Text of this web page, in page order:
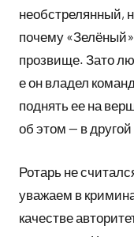
необстрелянный,
почему
прозвище. Зато
е он владел
поднять ее на
об этом — в другой
Ротарь не
уважаем в
качестве